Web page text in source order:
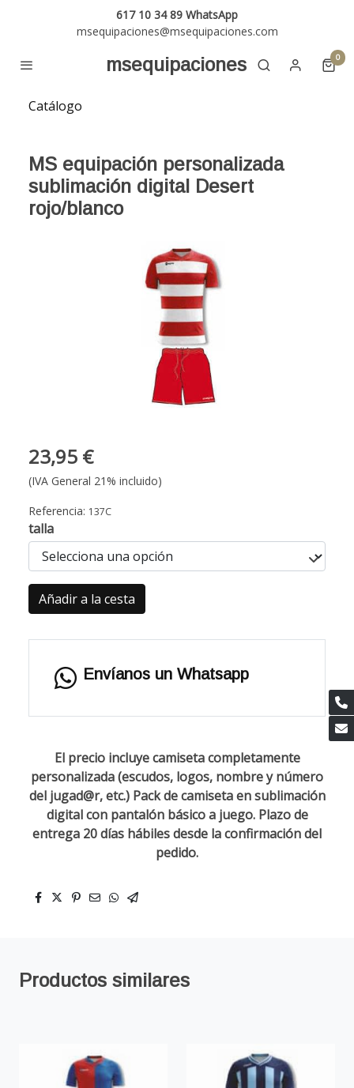
617 10 34 89 WhatsApp
msequipaciones@msequipaciones.com
msequipaciones 0
Catálogo
MS equipación personalizada
sublimación digital Desert
rojo/blanco
23,95 €
(IVA General 21% incluido)
Referencia: 137C
talla
Añadir a la cesta
Envíanos un Whatsapp
El precio incluye camiseta completamente
personalizada (escudos, logos, nombre y número
del jugad@r, etc.) Pack de camiseta en sublimación
digital con pantalón básico a juego. Plazo de
entrega 20 días hábiles desde la confirmación del
pedido.
Productos similares